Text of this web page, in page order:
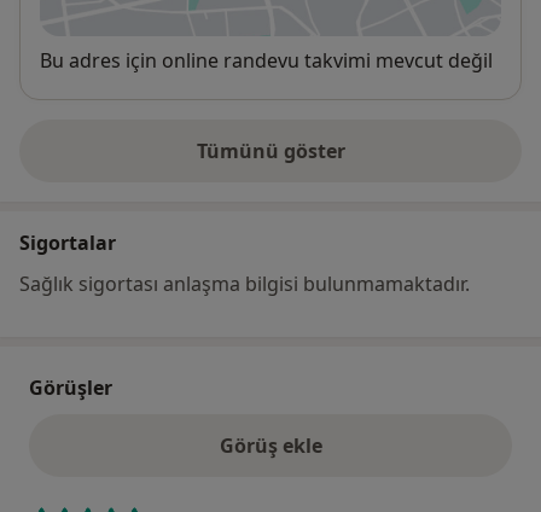
Uygunluk
Bu adres için online randevu takvimi mevcut değil
Tümünü göster
adres hakkında
Sigortalar
Sağlık sigortası anlaşma bilgisi bulunmamaktadır.
Görüşler
Görüş ekle